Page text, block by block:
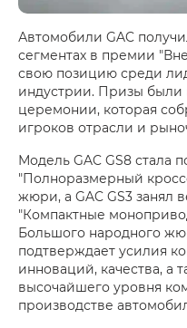
Автомобили GAC
сегментах в премии
свою позицию среди
индустрии. Призы были
церемонии, которая
игроков отрасли и
Модель GAC GS8 стала
"Полноразмерный
жюри, а GAC GS3 занял
"Компактные
Большого народного
подтверждает усилия
инноваций, качества, а
высочайшего уровня
производстве